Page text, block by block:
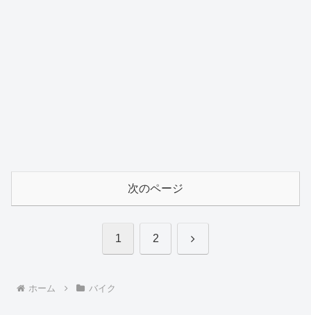
次のページ
1 2 次
ホーム バイク